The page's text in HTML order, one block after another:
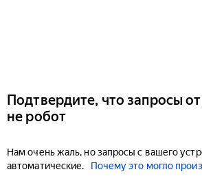
Подтвердите, что запросы
не робот
Нам очень жаль, но запросы с вашего
автоматические.
Почему это могло